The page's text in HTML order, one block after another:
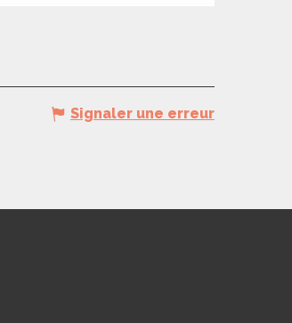
Signaler une erreur